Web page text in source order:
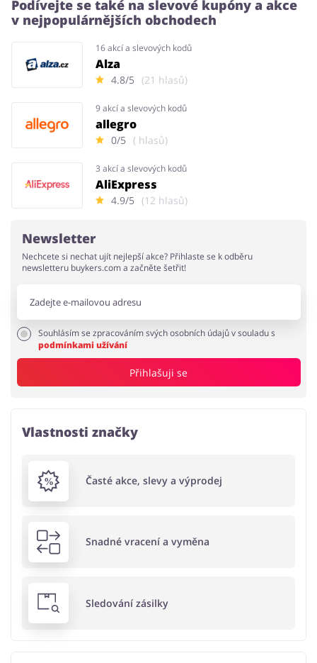
Podívejte se také na slevové kupóny a akce
v nejpopulárnějších obchodech
16 akcí a slevových kodů
Alza
4.8/5 (21 hlasů)
9 akcí a slevových kodů
allegro
0/5 ( hlasů)
3 akcí a slevových kodů
AliExpress
4.9/5 (12 hlasů)
Newsletter
Nechcete si nechat ujít nejlepší akce? Přihlaste se k odběru
newsletteru buykers.com a začněte šetřit!
Souhlásím se zpracováním svých osobních údajů v souladu s
podmínkami užívání
Přihlašuji se
Vlastnosti značky
Časté akce, slevy a výprodej
Snadné vracení a vyměna
Sledování zásilky